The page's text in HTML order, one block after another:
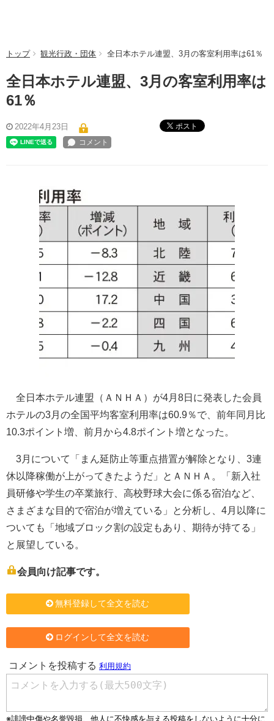
トップ 観光行政・団体 全日本ホテル連盟、3月の客室利用率は61％
全日本ホテル連盟、3月の客室利用率は
61％
2022年4月23日 ポスト
全日本ホテル連盟（ＡＮＨＡ）が4月8日に発表した会員
ホテルの3月の全国平均客室利用率は60.9％で、前年同月比
10.3ポイント増、前月から4.8ポイント増となった。
3月について「まん延防止等重点措置が解除となり、3連
休以降稼働が上がってきたようだ」とＡＮＨＡ。「新入社
員研修や学生の卒業旅行、高校野球大会に係る宿泊など、
さまざまな目的で宿泊が増えている」と分析し、4月以降に
ついても「地域ブロック割の設定もあり、期待が持てる」
と展望している。
会員向け記事です。
無料登録して全文を読む
ログインして全文を読む